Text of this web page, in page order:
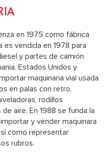
en 1975 como fábrica
vendida en 1978 para
y partes de camión
Estados Unidos y
maquinaria vial usada
en palas con retro,
rodillos
aire. En 1988 se funda la
y vender maquinara
como representar
rubros.